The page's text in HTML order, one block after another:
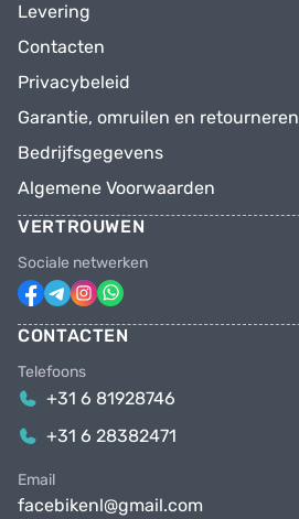
Levering
Contacten
Privacybeleid
Garantie, omruilen en retourneren
Bedrijfsgegevens
Algemene Voorwaarden
VERTROUWEN
Sociale netwerken
CONTACTEN
Telefoons
+31 6 81928746
+31 6 28382471
Email
facebikenl@gmail.com